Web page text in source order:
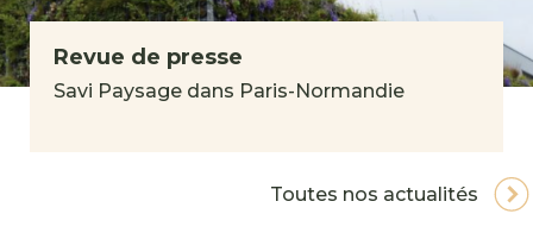
Revue de presse
Savi Paysage dans Paris-Normandie
Toutes nos actualités